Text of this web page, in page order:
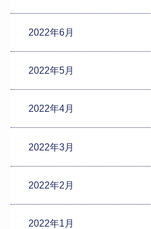
2022年6月
2022年5月
2022年4月
2022年3月
2022年2月
2022年1月